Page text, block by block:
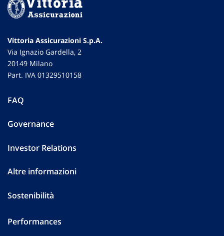
Vittoria Assicurazioni S.p.A.
Via Ignazio Gardella, 2
20149 Milano
Part. IVA 01329510158
FAQ
Governance
Investor Relations
Altre informazioni
Sostenibilità
Performances